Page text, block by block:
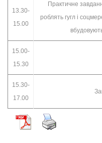
13.30-
15.00
Практичне
роблять гугл і
15.00-
15.30
15.30-
17.00